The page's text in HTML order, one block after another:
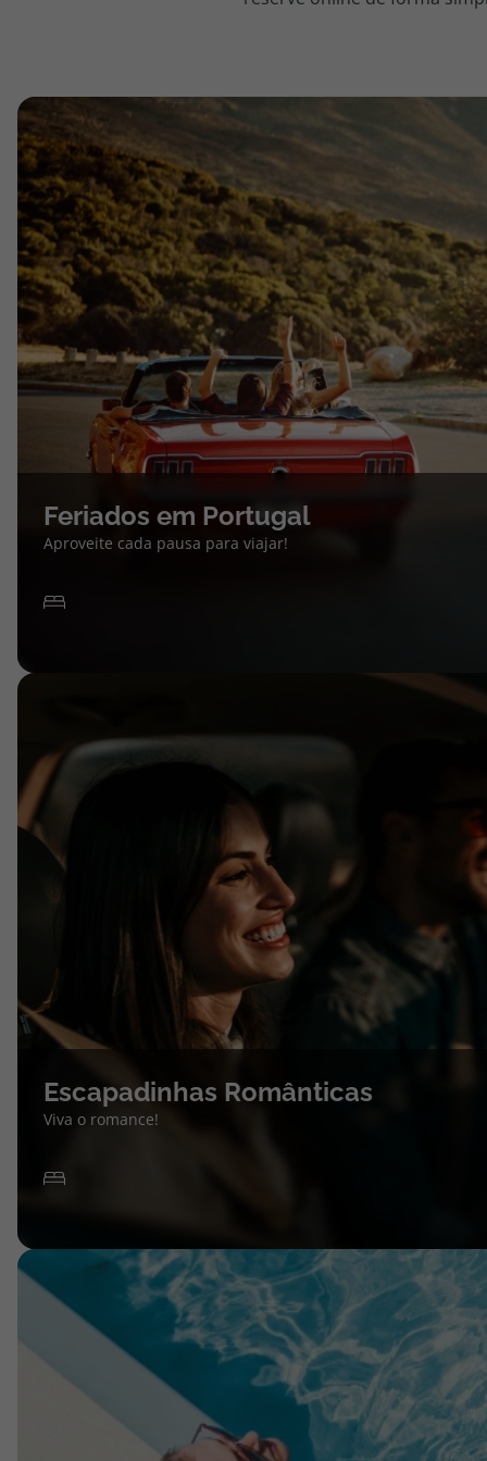
topatlantico@topatlantico.com
Feriados em Portugal
Aproveite cada pausa para viajar!
Escapadinhas Românticas
Viva o romance!